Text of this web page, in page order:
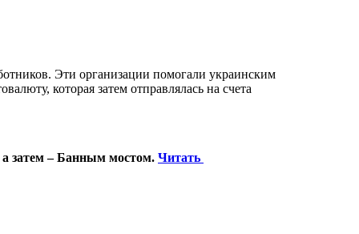
Эти организации помогали украинским
которая затем отправлялась на счета
затем – Банным мостом. Читать